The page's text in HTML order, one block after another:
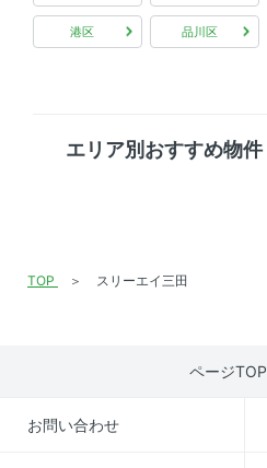
港区 品川区
エリア別おすすめ物件
TOP スリーエイ三田
ページTOP
お問い合わせ